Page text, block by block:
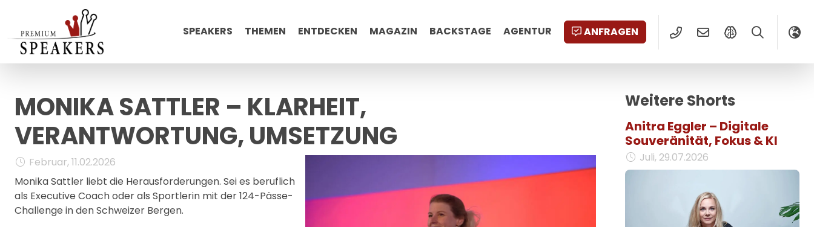
SPEAKERS THEMEN ENTDECKEN MAGAZIN BACKSTAGE AGENTUR ANFRAGEN
MONIKA SATTLER – KLARHEIT,
VERANTWORTUNG, UMSETZUNG
Februar, 11.02.2026
Monika Sattler liebt die Herausforderungen. Sei es beruflich
als Executive Coach oder als Sportlerin mit der 124-Pässe-
Challenge in den Schweizer Bergen.
Weitere Shorts
Anitra Eggler – Digitale
Souveränität, Fokus & KI
Juli, 29.07.2026